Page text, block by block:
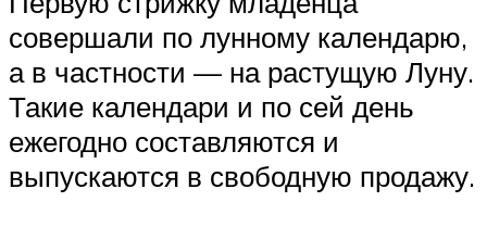
совершали по лунному календарю,
а в частности — на растущую Луну.
Такие календари и по сей день
ежегодно составляются и
выпускаются в свободную продажу.